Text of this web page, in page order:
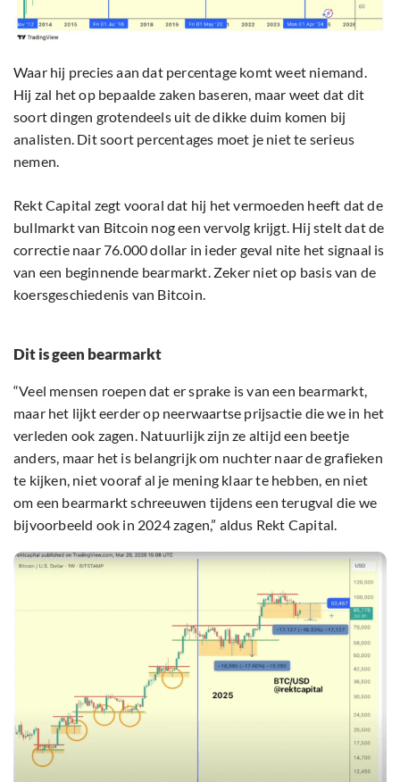
Waar hij precies aan dat percentage komt weet niemand.
Hij zal het op bepaalde zaken baseren, maar weet dat dit
soort dingen grotendeels uit de dikke duim komen bij
analisten. Dit soort percentages moet je niet te serieus
nemen.
Rekt Capital zegt vooral dat hij het vermoeden heeft dat de
bullmarkt van Bitcoin nog een vervolg krijgt. Hij stelt dat de
correctie naar 76.000 dollar in ieder geval nite het signaal is
van een beginnende bearmarkt. Zeker niet op basis van de
koersgeschiedenis van Bitcoin.
Dit is geen bearmarkt
“Veel mensen roepen dat er sprake is van een bearmarkt,
maar het lijkt eerder op neerwaartse prijsactie die we in het
verleden ook zagen. Natuurlijk zijn ze altijd een beetje
anders, maar het is belangrijk om nuchter naar de grafieken
te kijken, niet vooraf al je mening klaar te hebben, en niet
om een bearmarkt schreeuwen tijdens een terugval die we
bijvoorbeeld ook in 2024 zagen,” aldus Rekt Capital.